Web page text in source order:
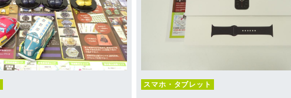
スマホ・タブレット